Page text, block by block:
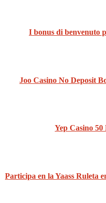
I bonus di benvenuto
Joo Casino No Deposit
Yep Casino
Participa en la Yaass Ruleta